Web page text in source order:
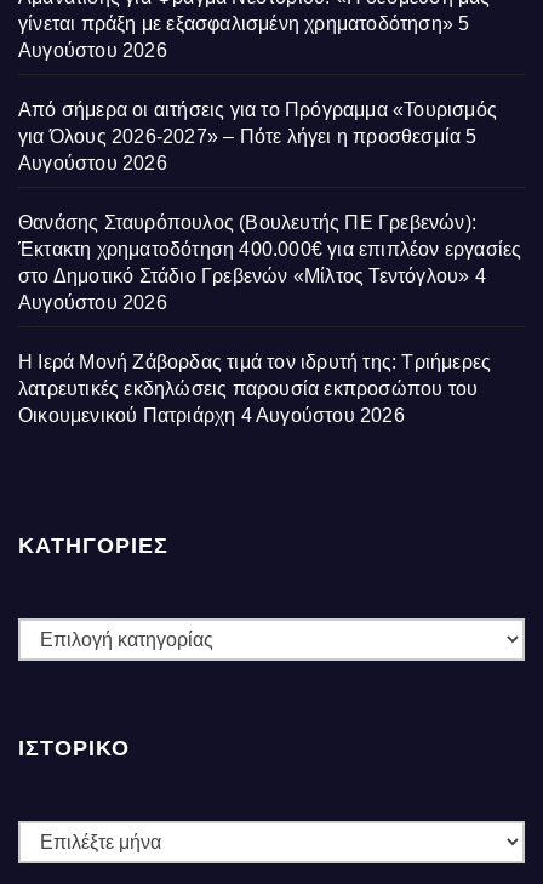
γίνεται πράξη με εξασφαλισμένη χρηματοδότηση» 5
Αυγούστου 2026
Από σήμερα οι αιτήσεις για το Πρόγραμμα «Τουρισμός
για Όλους 2026-2027» – Πότε λήγει η προσθεσμία 5
Αυγούστου 2026
Θανάσης Σταυρόπουλος (Βουλευτής ΠΕ Γρεβενών):
Έκτακτη χρηματοδότηση 400.000€ για επιπλέον εργασίες
στο Δημοτικό Στάδιο Γρεβενών «Μίλτος Τεντόγλου» 4
Αυγούστου 2026
Η Ιερά Μονή Ζάβορδας τιμά τον ιδρυτή της: Τριήμερες
λατρευτικές εκδηλώσεις παρουσία εκπροσώπου του
Οικουμενικού Πατριάρχη 4 Αυγούστου 2026
ΚΑΤΗΓΟΡΙΕΣ
ΚΑΤΗΓΟΡΙΕΣ
ΙΣΤΟΡΙΚΌ
Ιστορικό